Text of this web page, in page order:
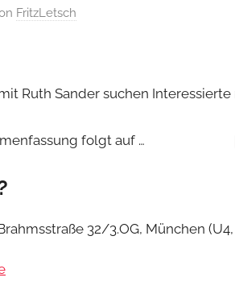
FritzLetsch
Ruth Sander suchen
folgt auf …
32/3.OG, München